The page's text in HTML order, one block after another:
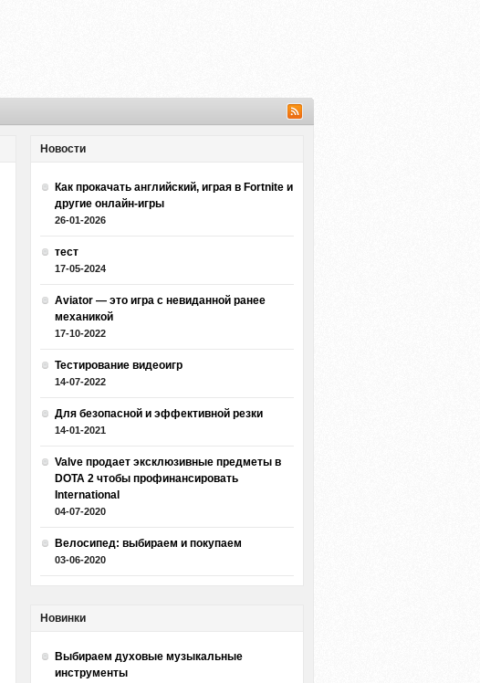
Новости
Как прокачать английский, играя в Fortnite и
другие онлайн-игры
26-01-2026
тест
17-05-2024
Aviator — это игра с невиданной ранее
механикой
17-10-2022
Тестирование видеоигр
14-07-2022
Для безопасной и эффективной резки
14-01-2021
Valve продает эксклюзивные предметы в
DOTA 2 чтобы профинансировать
International
04-07-2020
Велосипед: выбираем и покупаем
03-06-2020
Новинки
Выбираем духовые музыкальные
инструменты